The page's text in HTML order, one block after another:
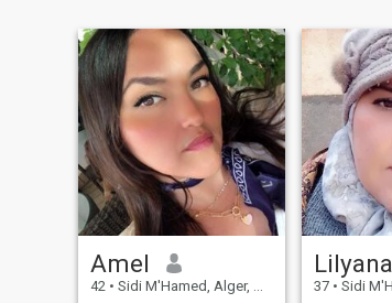
Amel
42 • Sidi M'Hamed, Alger, Algérie
Lilyana
37 • Sidi